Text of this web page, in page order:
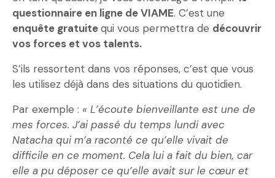
questionnaire en ligne de VIAME. C’est une
enquête gratuitequi vous permettra de découvrir
vos forces et vos talents.
S’ils ressortent dans vos réponses, c’est que vous
les utilisez déjà dans des situations du quotidien.
Par exemple : « L’écoute bienveillante est une de
mes forces. J’ai passé du temps lundi avec
Natacha qui m’a raconté ce qu’elle vivait de
difficile en ce moment. Cela lui a fait du bien, car
elle a pu déposer ce qu’elle avait sur le cœur et